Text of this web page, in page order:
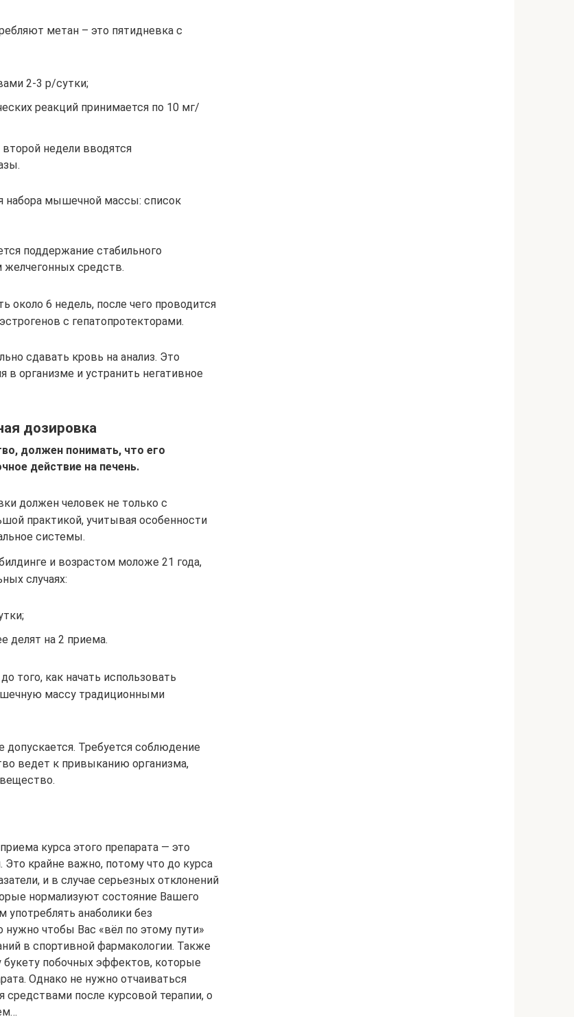
метан – это пятидневка с
2-3 р/сутки;
реакций принимается по 10 мг/
недели вводятся
набора мышечной массы: список
поддержание стабильного
желчегонных средств.
около 6 недель, после чего проводится
с гепатопротекторами.
сдавать кровь на анализ. Это
организме и устранить негативное
дозировка
должен понимать, что его
действие на печень.
должен человек не только с
практикой, учитывая особенности
системы.
и возрастом моложе 21 года,
случаях:
делят на 2 приема.
того, как начать использовать
массу традиционными
Требуется соблюдение
ведет к привыканию организма,
курса этого препарата — это
крайне важно, потому что до курса
и в случае серьезных отклонений
нормализуют состояние Вашего
анаболики без
нужно чтобы Вас «вёл по этому пути»
в спортивной фармакологии. Также
побочных эффектов, которые
Однако не нужно отчаиваться
после курсовой терапии, о